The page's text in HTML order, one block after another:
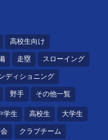
高校生向け
走塁 スローイング
ディショニング
野手 その他一覧
学生 高校生 大学生
クラブチーム